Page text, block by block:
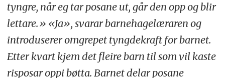
tyngre, når eg tar posane ut, går den opp og blir
lettare.» «Ja», svarar barnehagelæraren og
introduserer omgrepet tyngdekraft for barnet.
Etter kvart kjem det fleire barn til som vil kaste
risposar oppi bøtta. Barnet delar posane